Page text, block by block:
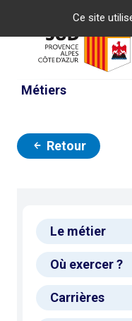
Ce site
Métiers
Retour
Le métier
Où exercer ?
Carrières